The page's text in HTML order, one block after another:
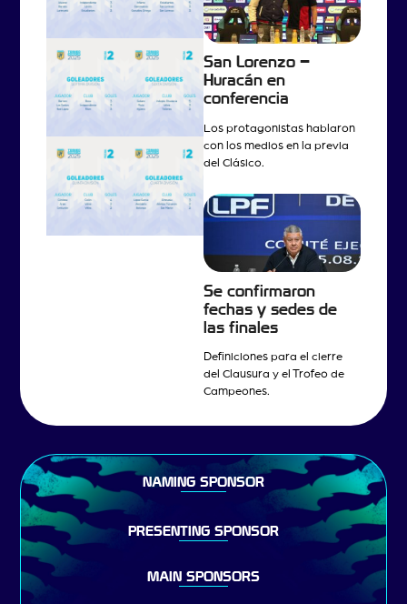
San Lorenzo –
Huracán en
conferencia
Los protagonistas hablaron
con los medios en la previa
del Clásico.
Se confirmaron
fechas y sedes de
las finales
Definiciones para el cierre
del Clausura y el Trofeo de
Campeones.
NAMING SPONSOR
PRESENTING SPONSOR
MAIN SPONSORS